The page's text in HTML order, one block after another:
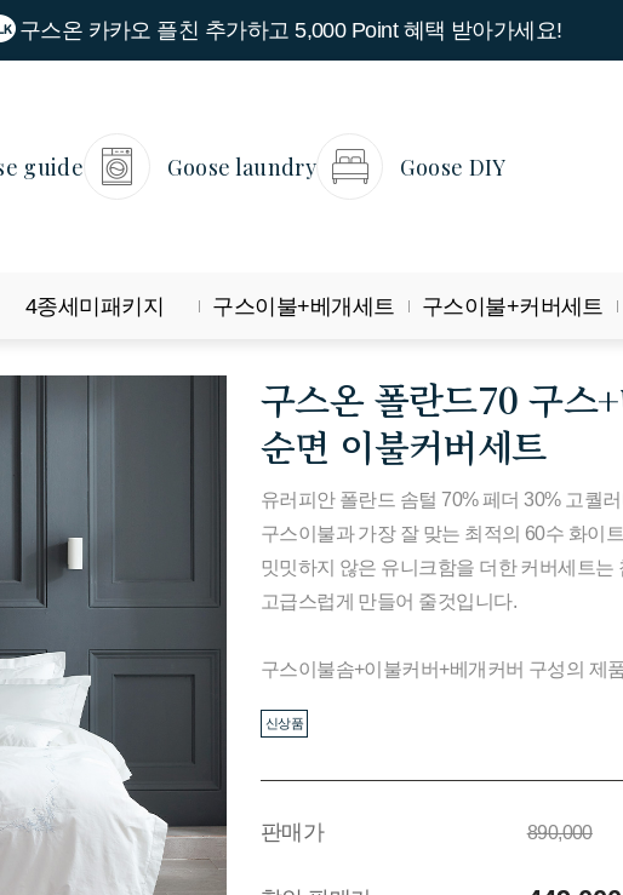
구스온 카카오 플친 추가하고 5,000 Point 혜택 받아가세요!
guide Goose laundry Goose DIY
4종세미패키지 구스이불+베개세트 구스이불+커버세트
구스온 폴란드70 구스
순면 이불커버세트
유러피안 폴란드 솜털 70% 페더 30% 고퀄
구스이불과 가장 잘 맞는 최적의 60수 화이
밋밋하지 않은 유니크함을 더한 커버세트는
고급스럽게 만들어 줄것입니다.
구스이불솜+이불커버+베개커버 구성의 제
신상품
판매가 890,000